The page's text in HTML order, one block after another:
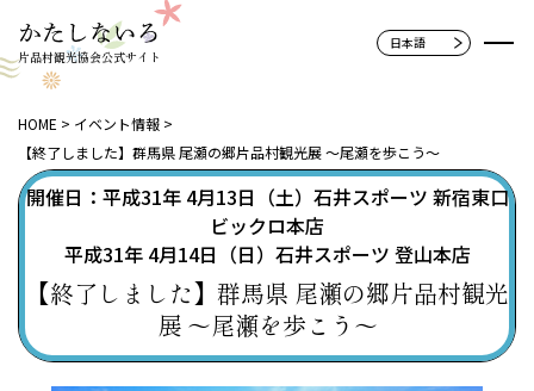
片品村観光協会公式サイト
HOME
イベント情報
【終了しました】群馬県 尾瀬の郷片品村観光展 ～尾瀬を歩こう～
開催日：平成31年 4月13日（土）石井スポーツ 新宿東口
ビックロ本店
平成31年 4月14日（日）石井スポーツ 登山本店
【終了しました】群馬県 尾瀬の郷片品村観光
展 ～尾瀬を歩こう～